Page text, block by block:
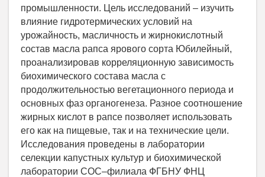
промышленности. Цель исследований – изучить
влияние гидротермических условий на
урожайность, масличность и жирнокислотный
состав масла рапса ярового сорта Юбилейный,
проанализировав корреляционную зависимость
биохимического состава масла с
продолжительностью вегетационного периода и
основных фаз органогенеза. Разное соотношение
жирных кислот в рапсе позволяет использовать
его как на пищевые, так и на технические цели.
Исследования проведены в лаборатории
селекции капустных культур и биохимической
лаборатории СОС–филиала ФГБНУ ФНЦ